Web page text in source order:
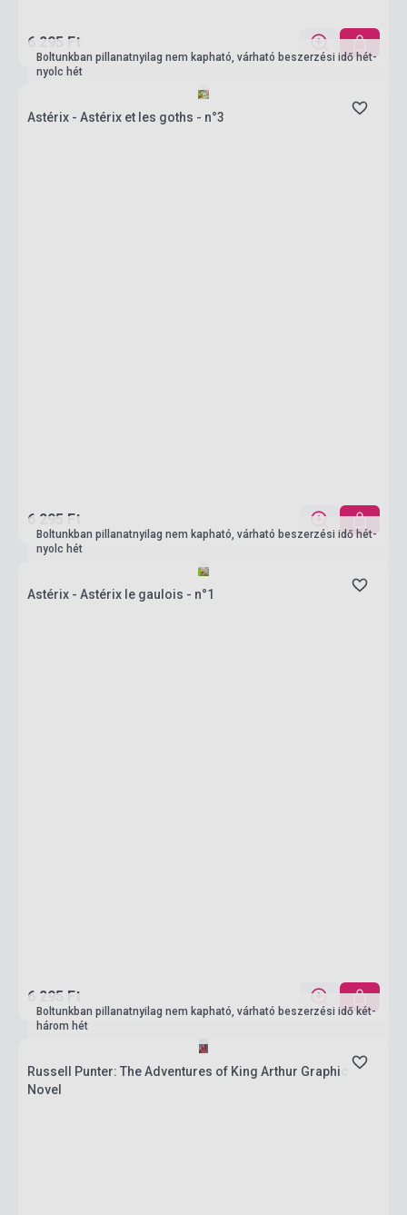
6 295 Ft
Boltunkban pillanatnyilag nem kapható, várható beszerzési idő hét-
nyolc hét
Astérix - Astérix et les goths - n°3
6 295 Ft
Boltunkban pillanatnyilag nem kapható, várható beszerzési idő hét-
nyolc hét
Astérix - Astérix le gaulois - n°1
6 295 Ft
Boltunkban pillanatnyilag nem kapható, várható beszerzési idő két-
három hét
Russell Punter: The Adventures of King Arthur Graphic
Novel